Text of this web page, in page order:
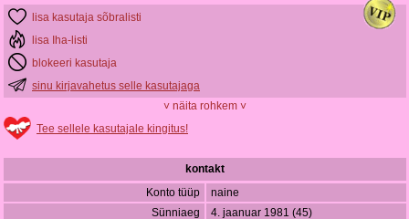
lisa kasutaja sõbralisti
lisa Iha-listi
blokeeri kasutaja
sinu kirjavahetus selle kasutajaga
˅ näita rohkem ˅
Tee sellele kasutajale kingitus!
kontakt
Konto tüüp
naine
Sünniaeg
4. jaanuar 1981 (45)